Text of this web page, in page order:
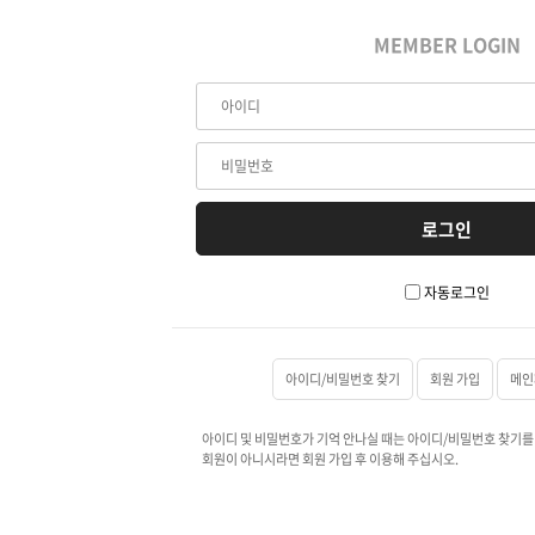
MEMBER LOGIN
자동로그인
아이디/비밀번호 찾기 회원 가입 메
아이디 및 비밀번호가 기억 안나실 때는 아이디/비밀번호 찾기
회원이 아니시라면 회원 가입 후 이용해 주십시오.